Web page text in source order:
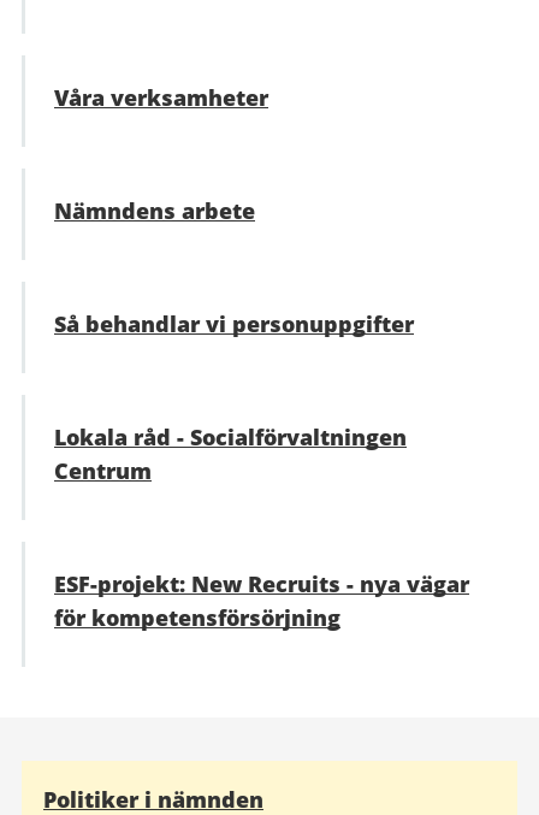
Våra verksamheter
Nämndens arbete
Så behandlar vi personuppgifter
Lokala råd - Social­förvaltningen
Centrum
ESF-projekt: New Recruits - nya vägar
för kompetensförsörjning
Relaterad
Politiker i nämnden